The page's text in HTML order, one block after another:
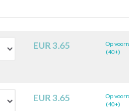
EUR 3.65
Op
(40+)
EUR 3.65
Op
(40+)